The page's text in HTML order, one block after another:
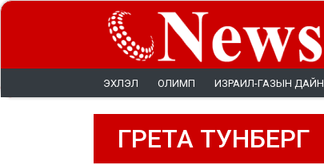
ЭХЛЭЛ ОЛИМП ИЗРАИЛ-ГАЗЫН ДАЙН
ГРЕТА ТУНБЕРГ